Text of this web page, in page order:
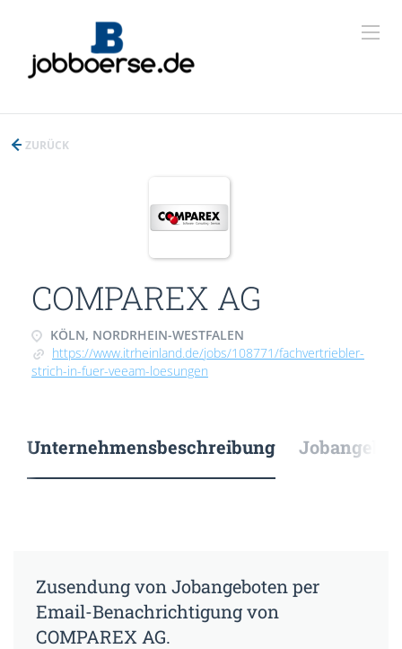
ZURÜCK
COMPAREX AG
KÖLN, NORDRHEIN-WESTFALEN
https://www.itrheinland.de/jobs/108771/fachvertriebler-
strich-in-fuer-veeam-loesungen
Unternehmensbeschreibung
Zusendung von Jobangeboten per
Email-Benachrichtigung von
COMPAREX AG.